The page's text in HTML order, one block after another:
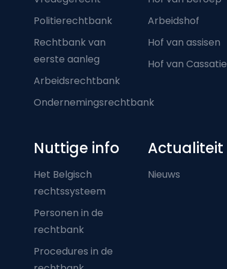
Politierechtbank
Rechtbank van
eerste aanleg
Arbeidsrechtbank
Ondernemingsrechtbank
Arbeidshof
Hof van assisen
Hof van Cassatie
Nuttige info
Het Belgisch
rechtssysteem
Personen in de
rechtbank
Procedures in de
Actualiteit
Nieuws